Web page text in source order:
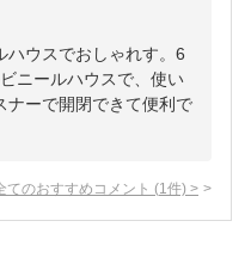
ハウスでおしゃれす。6
ニールハウスで、使い
ナーで開閉できて便利で
てのおすすめコメント (1 件) >